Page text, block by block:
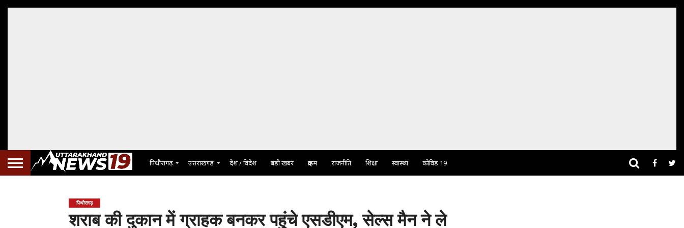
पिथौरागढ़ उत्तराखण्ड देश / विदेश बड़ी खबर क्राइम राजनीति शिक्षा स्वास्थ्य कोविड 19
पिथौरागढ़
शराब की दुकान में ग्राहक बनकर पहुंचे एसडीएम, सेल्स मैन ने ले